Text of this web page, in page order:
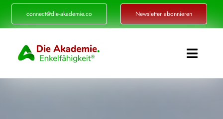
Zum
Inhalt
connect@die-akademie.co Newsletter abonnieren
Toggle